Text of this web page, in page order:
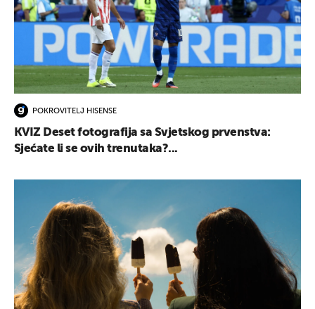
POKROVITELJ HISENSE
KVIZ Deset fotografija sa Svjetskog prvenstva:
Sjećate li se ovih trenutaka?...